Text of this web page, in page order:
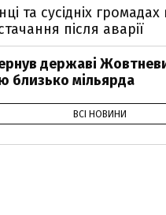
та сусідніх
після аварії
державі
близько мільярда
ВСІ НОВИНИ